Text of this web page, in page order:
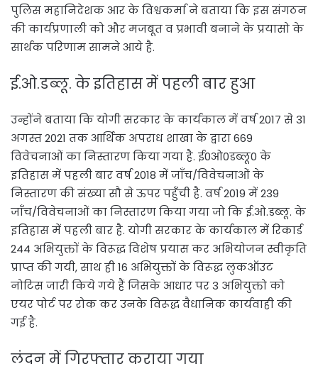
पुलिस महानिदेशक आर के विश्वकर्मा ने बताया कि इस संगठन
की कार्यप्रणाली को और मजबूत व प्रभावी बनाने के प्रयासो के
सार्थक परिणाम सामने आये है.
ई.ओ.डब्लू. के इतिहास में पहली बार हुआ
उन्होंने बताया कि योगी सरकार के कार्यकाल में वर्ष 2017 से 31
अगस्त 2021 तक आर्थिक अपराध शाखा के द्वारा 669
विवेचनाओं का निस्तारण किया गया है. ई0ओ0डब्लू0 के
इतिहास में पहली बार वर्ष 2018 में जाँच/विवेचनाओं के
निस्तारण की संख्या सौ से ऊपर पहुँची है. वर्ष 2019 में 239
जाँच/विवेचनाओं का निस्तारण किया गया जो कि ई.ओ.डब्लू. के
इतिहास में पहली बार है. योगी सरकार के कार्यकाल में रिकार्ड
244 अभियुक्तों के विरूद्ध विशेष प्रयास कर अभियोजन स्वीकृति
प्राप्त की गयी, साथ ही 16 अभियुक्तों के विरूद्ध लुकऑउट
नोटिस जारी किये गये हैं जिसके आधार पर 3 अभियुक्तो को
एयर पोर्ट पर रोक कर उनके विरूद्ध वैधानिक कार्यवाही की
गई है.
लंदन में गिरफ्तार कराया गया